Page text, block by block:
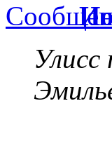
Улисс